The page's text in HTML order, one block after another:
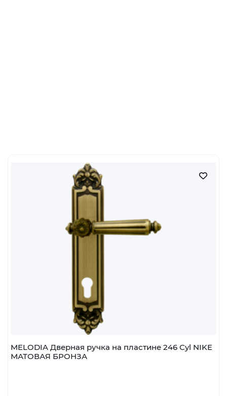
MELODIA Дверная ручка на пластине 246 Cyl NIKE
МАТОВАЯ БРОНЗА